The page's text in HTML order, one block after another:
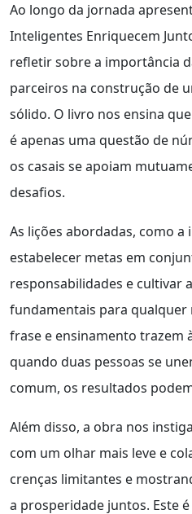
Ao longo da jornada
Inteligentes Enriquecem
refletir sobre a importância
parceiros na construção de
sólido. O livro nos ensina
é apenas uma questão de
os casais se apoiam
desafios.
As lições abordadas, como
estabelecer metas em
responsabilidades e cultivar
fundamentais para qualquer
frase e ensinamento trazem
quando duas pessoas se
comum, os resultados
Além disso, a obra nos
com um olhar mais leve e
crenças limitantes e
a prosperidade juntos. Este